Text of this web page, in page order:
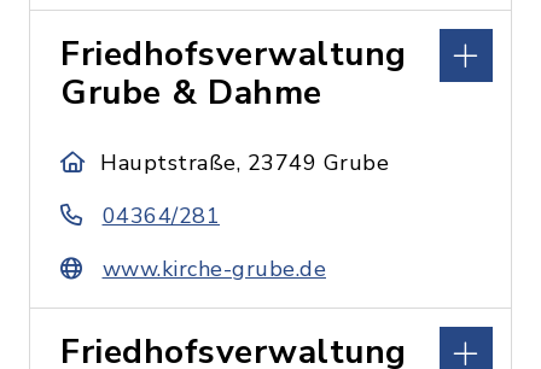
Friedhofsverwaltung
Grube & Dahme
Hauptstraße, 23749 Grube
04364/281
www.kirche-grube.de
Friedhofsverwaltung